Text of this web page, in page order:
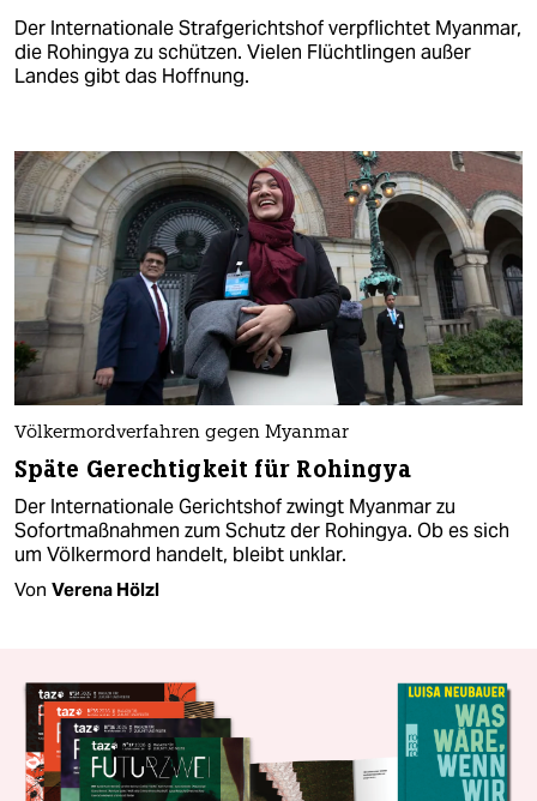
Der Internationale Strafgerichtshof verpflichtet Myanmar,
die Rohingya zu schützen. Vielen Flüchtlingen außer
Landes gibt das Hoffnung.
Völkermordverfahren gegen Myanmar
Späte Gerechtigkeit für Rohingya
Der Internationale Gerichtshof zwingt Myanmar zu
Sofortmaßnahmen zum Schutz der Rohingya. Ob es sich
um Völkermord handelt, bleibt unklar.
Von Verena Hölzl